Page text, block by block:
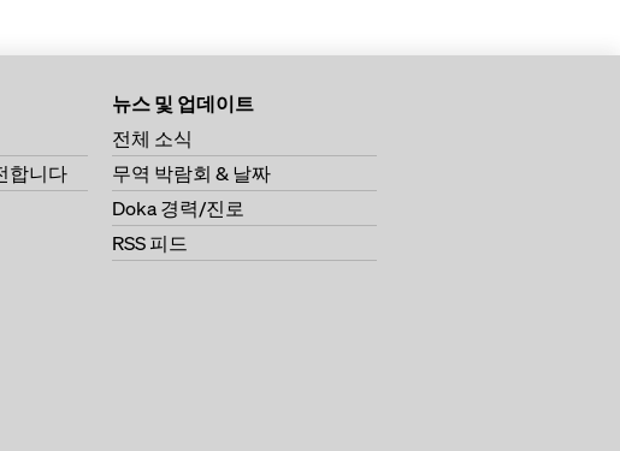
합니다
뉴스 및 업데이트
전체 소식
무역 박람회 & 날짜
Doka 경력/진로
RSS 피드